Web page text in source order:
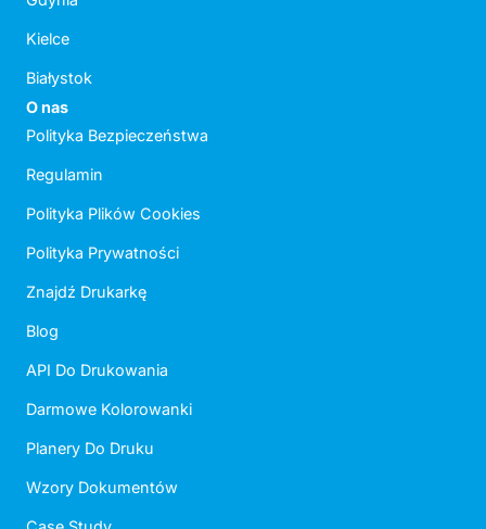
Kielce
Białystok
O nas
Polityka Bezpieczeństwa
Regulamin
Polityka Plików Cookies
Polityka Prywatności
Znajdź Drukarkę
Blog
API Do Drukowania
Darmowe Kolorowanki
Planery Do Druku
Wzory Dokumentów